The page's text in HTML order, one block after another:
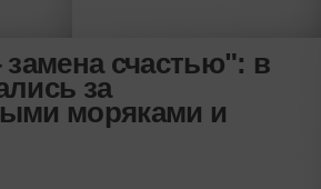
замена счастью": в
за
моряками и